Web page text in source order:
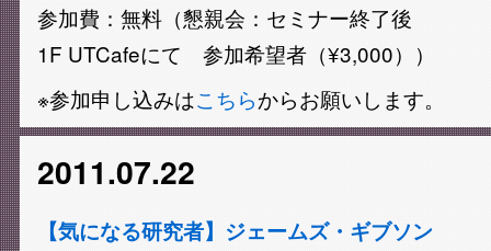
参加費：無料（懇親会：セミナー終了後
1F UTCafeにて 参加希望者（¥3,000））
※参加申し込みはこちらからお願いします。
2011.07.22
【気になる研究者】ジェームズ・ギブソン